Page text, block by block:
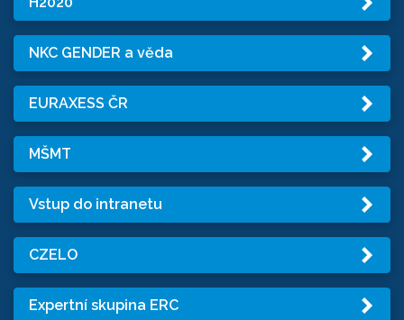
NKC GENDER a věda
EURAXESS ČR
MŠMT
Vstup do intranetu
CZELO
Expertní skupina ERC